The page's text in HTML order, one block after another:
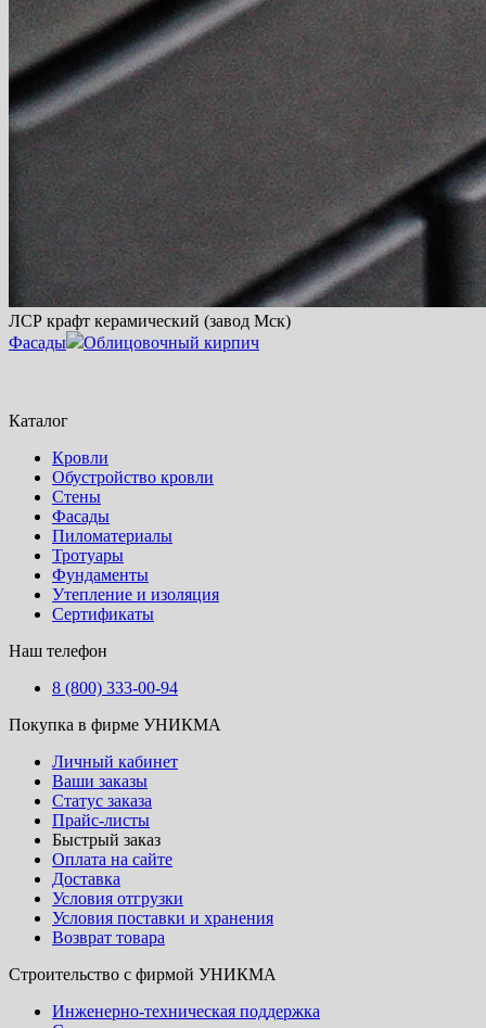
ЛСР крафт керамический (завод Мск)
Фасады
Облицовочный кирпич
Каталог
Кровли
Обустройство кровли
Стены
Фасады
Пиломатериалы
Тротуары
Фундаменты
Утепление и изоляция
Сертификаты
Наш телефон
8 (800) 333-00-94
Покупка в фирме УНИКМА
Личный кабинет
Ваши заказы
Статус заказа
Прайс-листы
Быстрый заказ
Оплата на сайте
Доставка
Условия отгрузки
Условия поставки и хранения
Возврат товара
Строительство с фирмой УНИКМА
Инженерно-техническая поддержка